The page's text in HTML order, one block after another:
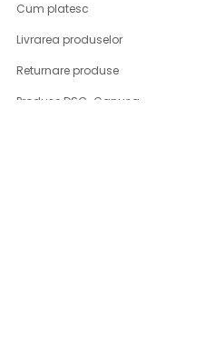
Cum platesc
Livrarea produselor
Returnare produse
Produse DSG-Canusa